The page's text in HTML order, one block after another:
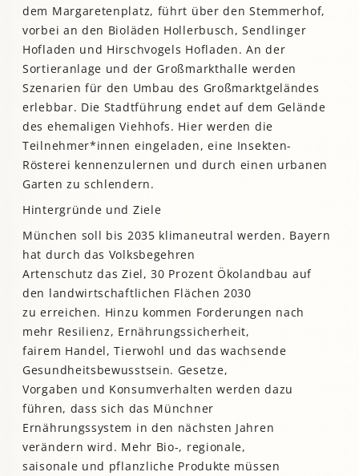
dem Margaretenplatz, führt über den Stemmerhof,
vorbei an den Bioläden Hollerbusch, Sendlinger
Hofladen und Hirschvogels Hofladen. An der
Sortieranlage und der Großmarkthalle werden
Szenarien für den Umbau des Großmarktgeländes
erlebbar. Die Stadtführung endet auf dem Gelände
des ehemaligen Viehhofs. Hier werden die
Teilnehmer*innen eingeladen, eine Insekten-
Rösterei kennenzulernen und durch einen urbanen
Garten zu schlendern.
Hintergründe und Ziele
München soll bis 2035 klimaneutral werden. Bayern
hat durch das Volksbegehren
Artenschutz das Ziel, 30 Prozent Ökolandbau auf
den landwirtschaftlichen Flächen 2030
zu erreichen. Hinzu kommen Forderungen nach
mehr Resilienz, Ernährungssicherheit,
fairem Handel, Tierwohl und das wachsende
Gesundheitsbewusstsein. Gesetze,
Vorgaben und Konsumverhalten werden dazu
führen, dass sich das Münchner
Ernährungssystem in den nächsten Jahren
verändern wird. Mehr Bio-, regionale,
saisonale und pflanzliche Produkte müssen